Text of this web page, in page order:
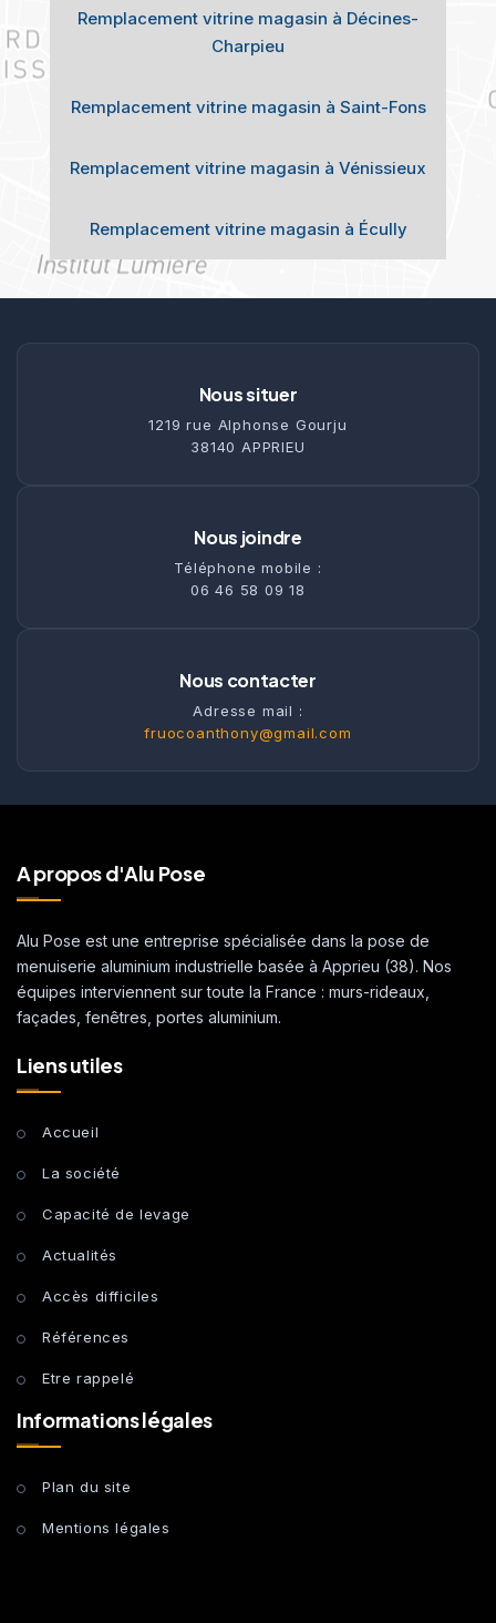
Remplacement vitrine magasin à Décines-
Charpieu
Remplacement vitrine magasin à Saint-Fons
Remplacement vitrine magasin à Vénissieux
Remplacement vitrine magasin à Écully
Nous situer
1219 rue Alphonse Gourju
38140 APPRIEU
Nous joindre
Téléphone mobile :
06 46 58 09 18
Nous contacter
Adresse mail :
fruocoanthony@gmail.com
A propos d'Alu Pose
Alu Pose est une entreprise spécialisée dans la pose de
menuiserie aluminium industrielle basée à Apprieu (38). Nos
équipes interviennent sur toute la France : murs-rideaux,
façades, fenêtres, portes aluminium.
Liens utiles
Accueil
La société
Capacité de levage
Actualités
Accès difficiles
Références
Etre rappelé
Informations légales
Plan du site
Mentions légales